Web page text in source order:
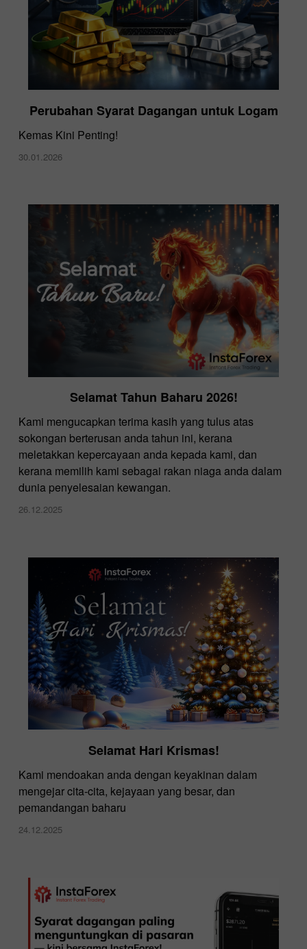
Perubahan Syarat Dagangan untuk Logam
Kemas Kini Penting!
30.01.2026
Selamat Tahun Baharu 2026!
Kami mengucapkan terima kasih yang tulus atas
sokongan berterusan anda tahun ini, kerana
meletakkan kepercayaan anda kepada kami, dan
kerana memilih kami sebagai rakan niaga anda dalam
dunia penyelesaian kewangan.
26.12.2025
Selamat Hari Krismas!
Kami mendoakan anda dengan keyakinan dalam
mengejar cita-cita, kejayaan yang besar, dan
pemandangan baharu
24.12.2025